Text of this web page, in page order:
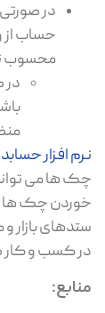
در
حساب
محسوب
نرم افزار
چک ها می
خوردن چک ها
ستدهای بازار
در کسب و کار
منابع: